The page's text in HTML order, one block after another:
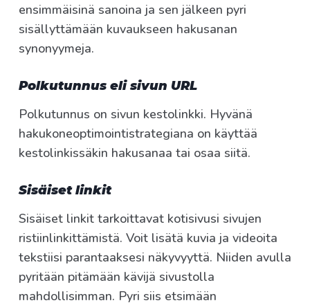
ensimmäisinä sanoina ja sen jälkeen pyri
sisällyttämään kuvaukseen hakusanan
synonyymeja.
Polkutunnus eli sivun URL
Polkutunnus on sivun kestolinkki. Hyvänä
hakukoneoptimointistrategiana on käyttää
kestolinkissäkin hakusanaa tai osaa siitä.
Sisäiset linkit
Sisäiset linkit tarkoittavat kotisivusi sivujen
ristiinlinkittämistä. Voit lisätä kuvia ja videoita
tekstiisi parantaaksesi näkyvyyttä. Niiden avulla
pyritään pitämään kävijä sivustolla
mahdollisimman. Pyri siis etsimään